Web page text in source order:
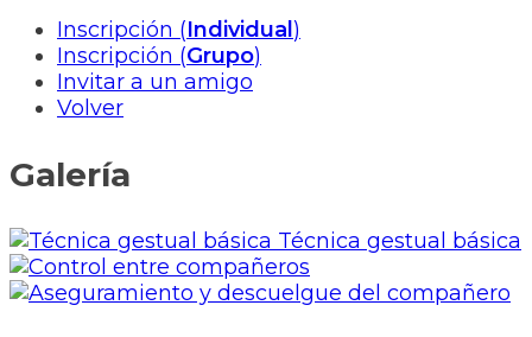
Inscripción (Individual)
Inscripción (Grupo)
Invitar a un amigo
Volver
Galería